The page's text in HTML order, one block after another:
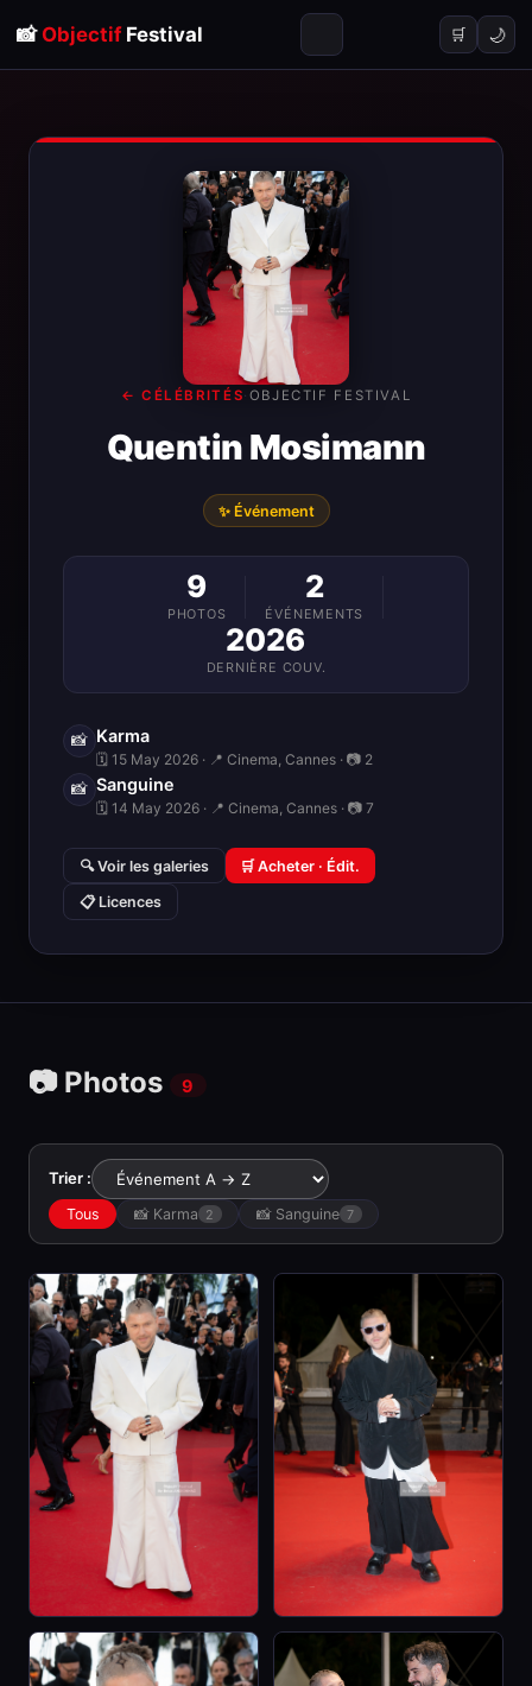
📸 ObjectifFestival 🛒 🌙
← CÉLÉBRITÉS· OBJECTIF FESTIVAL
Quentin Mosimann
✨ Événement
9
PHOTOS
2
ÉVÉNEMENTS
2026
DERNIÈRE COUV.
📸 Karma
🗓 15 May 2026 · 📍 Cinema, Cannes · 📷 2
📸 Sanguine
🗓 14 May 2026 · 📍 Cinema, Cannes · 📷 7
🔍 Voir les galeries 🛒 Acheter · Édit.
📋 Licences
📷 Photos 9
Trier :
Tous 📸 Karma 2 📸 Sanguine 7